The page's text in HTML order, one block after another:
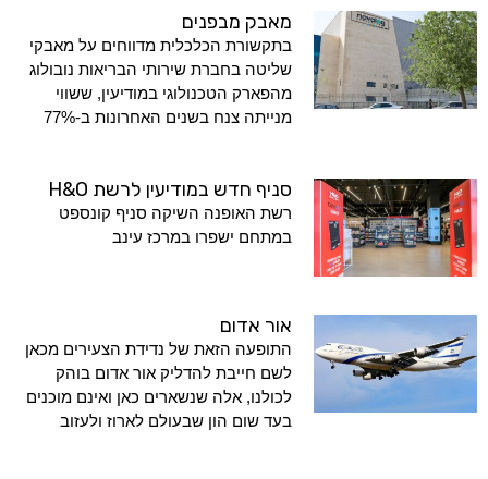
מאבק מבפנים
בתקשורת הכלכלית מדווחים על מאבקי
שליטה בחברת שירותי הבריאות נובולוג
מהפארק הטכנולוגי במודיעין, ששווי
מנייתה צנח בשנים האחרונות ב-77%
סניף חדש במודיעין לרשת H&O
רשת האופנה השיקה סניף קונספט
במתחם ישפרו במרכז עינב
אור אדום
התופעה הזאת של נדידת הצעירים מכאן
לשם חייבת להדליק אור אדום בוהק
לכולנו, אלה שנשארים כאן ואינם מוכנים
בעד שום הון שבעולם לארוז ולעזוב